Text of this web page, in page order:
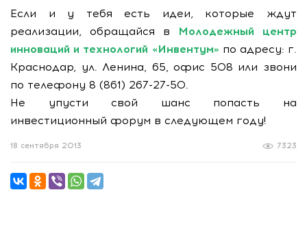
Если и у тебя есть идеи, которые ждут
реализации, обращайся в
Молодежный центр
инноваций и технологий «Инвентум» по адресу: г.
Краснодар, ул. Ленина, 65, офис 508 или звони
по телефону 8 (861) 267-27-50.
Не упусти свой шанс попасть на
инвестиционный форум в следующем году!
7323
18 сентября 2013